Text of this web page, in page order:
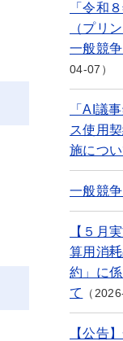
「令和
（プリ
一般競
04-07
「AI議
ス使用
施につい
一般競
【５月
算用消
約」に
て
【公告